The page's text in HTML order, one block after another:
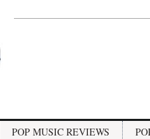
POP MUSIC REVIEWS